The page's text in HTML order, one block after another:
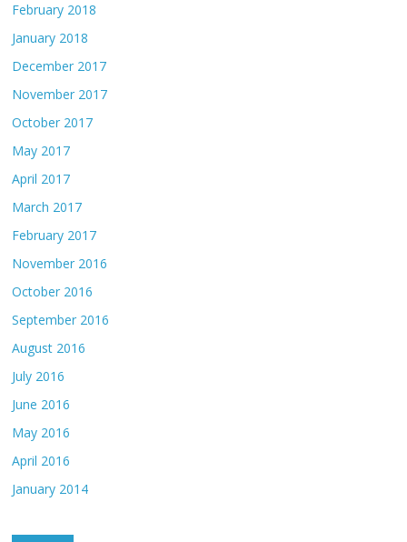
February 2018
January 2018
December 2017
November 2017
October 2017
May 2017
April 2017
March 2017
February 2017
November 2016
October 2016
September 2016
August 2016
July 2016
June 2016
May 2016
April 2016
January 2014